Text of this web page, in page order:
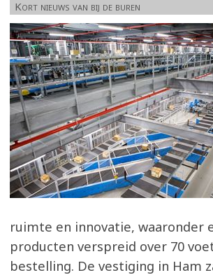
Kort nieuws van bij de buren
ruimte en innovatie, waaronder
producten verspreid over 70
bestelling. De vestiging in Ham